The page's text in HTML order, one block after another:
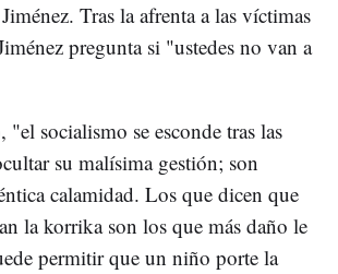
Tras la afrenta a las víctimas
pregunta si "ustedes no van a
"el socialismo se esconde tras las
su malísima gestión; son
calamidad. Los que dicen que
la korrika son los que más daño le
permitir que un niño porte la